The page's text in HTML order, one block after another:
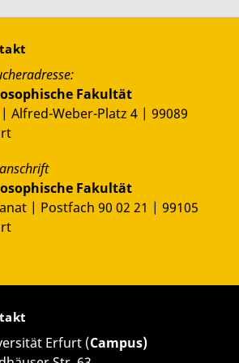
Fakultät
| Alfred-Weber-Platz 4 | 99089
Fakultät
| Postfach 90 02 21 | 99105
Erfurt (Campus)